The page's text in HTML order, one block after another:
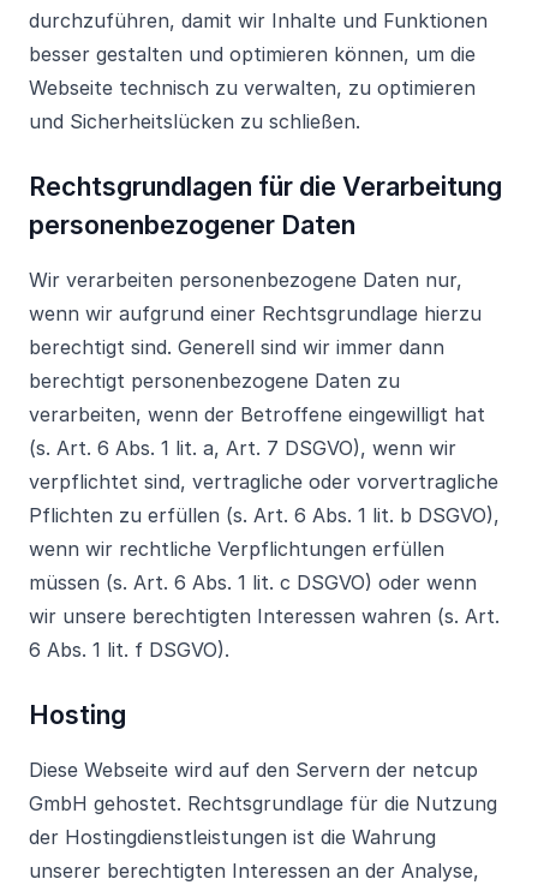
durchzuführen, damit wir Inhalte und Funktionen
besser gestalten und optimieren können, um die
Webseite technisch zu verwalten, zu optimieren
und Sicherheitslücken zu schließen.
Rechtsgrundlagen für die Verarbeitung
personenbezogener Daten
Wir verarbeiten personenbezogene Daten nur,
wenn wir aufgrund einer Rechtsgrundlage hierzu
berechtigt sind. Generell sind wir immer dann
berechtigt personenbezogene Daten zu
verarbeiten, wenn der Betroffene eingewilligt hat
(s. Art. 6 Abs. 1 lit. a, Art. 7 DSGVO), wenn wir
verpflichtet sind, vertragliche oder vorvertragliche
Pflichten zu erfüllen (s. Art. 6 Abs. 1 lit. b DSGVO),
wenn wir rechtliche Verpflichtungen erfüllen
müssen (s. Art. 6 Abs. 1 lit. c DSGVO) oder wenn
wir unsere berechtigten Interessen wahren (s. Art.
6 Abs. 1 lit. f DSGVO).
Hosting
Diese Webseite wird auf den Servern der netcup
GmbH gehostet. Rechtsgrundlage für die Nutzung
der Hostingdienstleistungen ist die Wahrung
unserer berechtigten Interessen an der Analyse,